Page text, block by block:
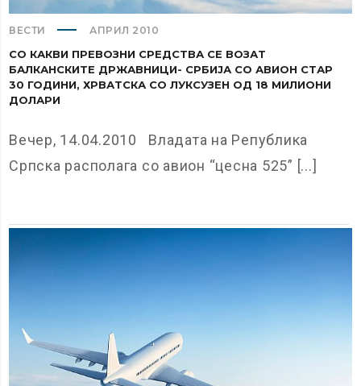
ВЕСТИ АПРИЛ 2010
СО КАКВИ ПРЕВОЗНИ СРЕДСТВА СЕ ВОЗАТ
БАЛКАНСКИТЕ ДРЖАВНИЦИ- СРБИЈА СО АВИОН СТАР
30 ГОДИНИ, ХРВАТСКА СО ЛУКСУЗЕН ОД 18 МИЛИОНИ
ДОЛАРИ
Вечер, 14.04.2010 Владата на Република
Српска располага со авион “цесна 525” [...]